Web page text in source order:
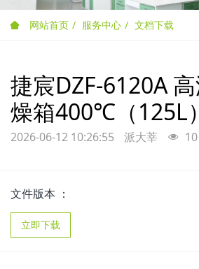
网站首页 服务中心 文档下载
捷宸DZF-6120A
燥箱400℃（125L）
2026-06-12 10:26:55 派大莘 10
文件版本 ：
立即下载